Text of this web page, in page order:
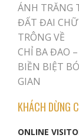
ÁNH TRĂNG
ĐẤT ĐAI CHỮ
TRÔNG VỀ
CHỈ BA ĐAO
BIỀN BIỆT
GIAN
KHÁCH DỪNG
ONLINE